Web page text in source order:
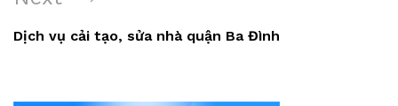
Post
Dịch vụ cải tạo, sửa nhà quận Ba Đình